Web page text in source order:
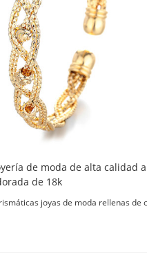
de moda de alta calidad
de 18k
joyas de moda rellenas de